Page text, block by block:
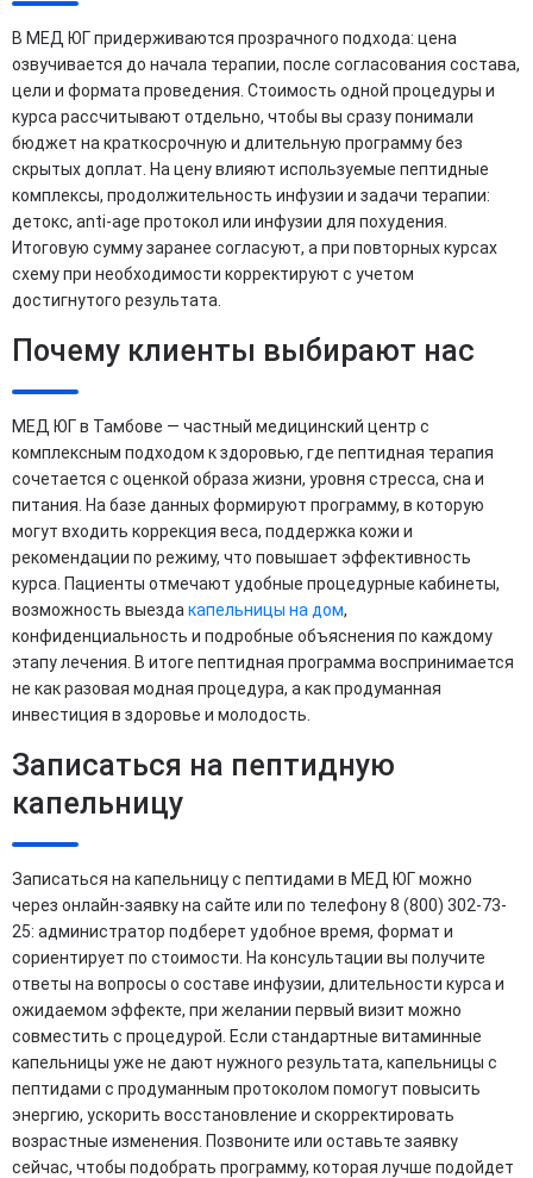
В МЕД ЮГ придерживаются прозрачного подхода: цена
озвучивается до начала терапии, после согласования состава,
цели и формата проведения. Стоимость одной процедуры и
курса рассчитывают отдельно, чтобы вы сразу понимали
бюджет на краткосрочную и длительную программу без
скрытых доплат. На цену влияют используемые пептидные
комплексы, продолжительность инфузии и задачи терапии:
детокс, anti-age протокол или инфузии для похудения.
Итоговую сумму заранее согласуют, а при повторных курсах
схему при необходимости корректируют с учетом
достигнутого результата.
Почему клиенты выбирают нас
МЕД ЮГ в Тамбове — частный медицинский центр с
комплексным подходом к здоровью, где пептидная терапия
сочетается с оценкой образа жизни, уровня стресса, сна и
питания. На базе данных формируют программу, в которую
могут входить коррекция веса, поддержка кожи и
рекомендации по режиму, что повышает эффективность
курса. Пациенты отмечают удобные процедурные кабинеты,
возможность выезда капельницы на дом,
конфиденциальность и подробные объяснения по каждому
этапу лечения. В итоге пептидная программа воспринимается
не как разовая модная процедура, а как продуманная
инвестиция в здоровье и молодость.
Записаться на пептидную
капельницу
Записаться на капельницу с пептидами в МЕД ЮГ можно
через онлайн-заявку на сайте или по телефону 8 (800) 302-73-
25: администратор подберет удобное время, формат и
сориентирует по стоимости. На консультации вы получите
ответы на вопросы о составе инфузии, длительности курса и
ожидаемом эффекте, при желании первый визит можно
совместить с процедурой. Если стандартные витаминные
капельницы уже не дают нужного результата, капельницы с
пептидами с продуманным протоколом помогут повысить
энергию, ускорить восстановление и скорректировать
возрастные изменения. Позвоните или оставьте заявку
сейчас, чтобы подобрать программу, которая лучше подойдет